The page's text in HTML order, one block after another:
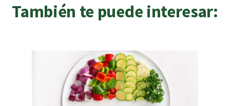
También te puede interesar: